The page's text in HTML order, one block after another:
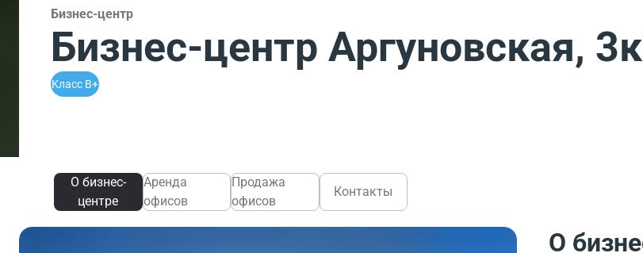
Бизнес-центр
Бизнес-центр Аргуновская,
Класс B+
О бизнес-
центре
Аренда
офисов
Продажа
офисов
Контакты
О